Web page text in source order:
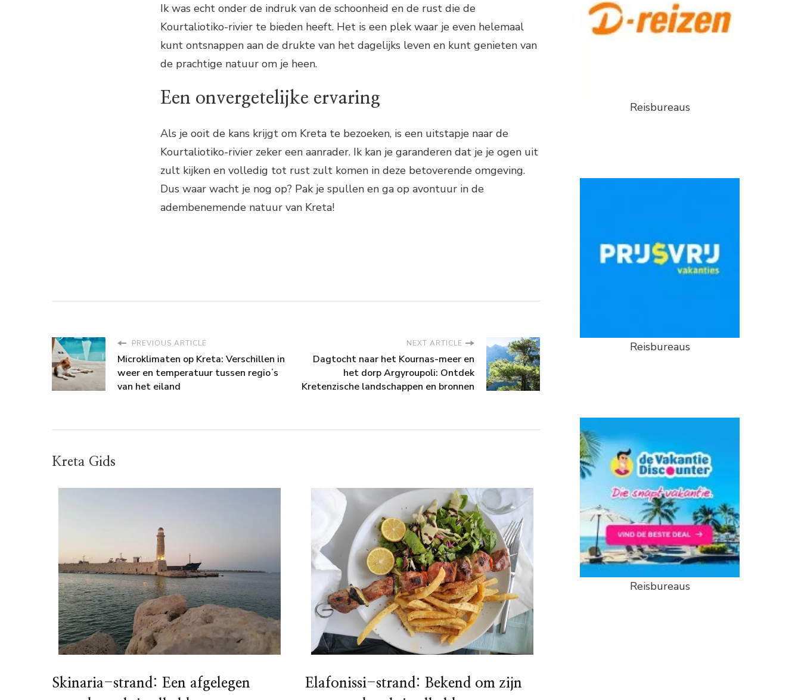
Ik was echt onder de indruk van de schoonheid en de rust die de
Kourtaliotiko-rivier te bieden heeft. Het is een plek waar je even helemaal
kunt ontsnappen aan de drukte van het dagelijks leven en kunt genieten van
de prachtige natuur om je heen.
Een onvergetelijke ervaring
Als je ooit de kans krijgt om Kreta te bezoeken, is een uitstapje naar de
Kourtaliotiko-rivier zeker een aanrader. Ik kan je garanderen dat je je ogen uit
zult kijken en volledig tot rust zult komen in deze betoverende omgeving.
Dus waar wacht je nog op? Pak je spullen en ga op avontuur in de
adembenemende natuur van Kreta!
PREVIOUS ARTICLE
Microklimaten op Kreta: Verschillen in
weer en temperatuur tussen regioʼs
van het eiland
NEXT ARTICLE
Dagtocht naar het Kournas-meer en
het dorp Argyroupoli: Ontdek
Kretenzische landschappen en bronnen
Kreta Gids
Skinaria-strand: Een afgelegen
Elafonissi-strand: Bekend om zijn
Reisbureaus
Reisbureaus
Reisbureaus